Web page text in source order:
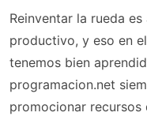
Reinventar la rueda
productivo, y eso en
tenemos bien
programacion.net
promocionar recursos